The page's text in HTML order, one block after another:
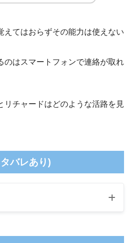
えてはおらずその能力は使えない
のはスマートフォンで連絡が取れ
リチャードはどのような活路を見
バレあり)